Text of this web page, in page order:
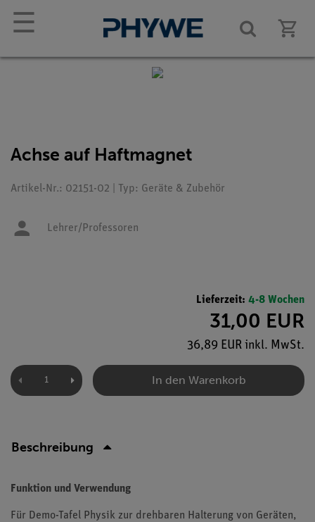
☰
Achse auf Haftmagnet
Artikel-Nr.: 02151-02 | Typ: Geräte & Zubehör
Lehrer/Professoren
Lieferzeit: 4-8 Wochen
31,00 EUR
36,89 EUR inkl. MwSt.
In den Warenkorb
Beschreibung
Funktion und Verwendung
Für Demo-Tafel Physik zur drehbaren Halterung von Geräten,